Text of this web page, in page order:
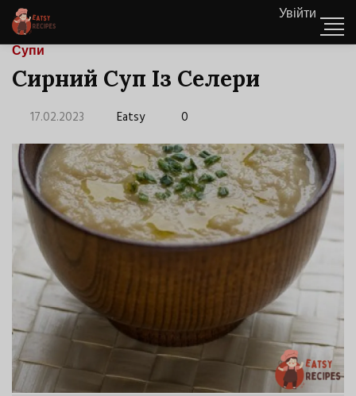
Увійти
Супи
Сирний Суп Із Селери
17.02.2023 Eatsy 0